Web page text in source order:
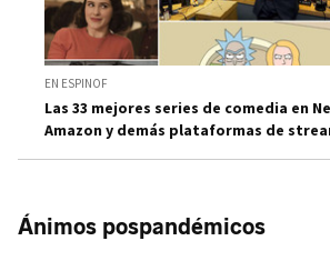
EN ESPINOF
Las 33 mejores series de comedia en
Amazon y demás plataformas de
Ánimos pospandémicos